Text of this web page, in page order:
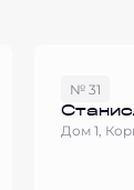
№ 31
Дом 1,